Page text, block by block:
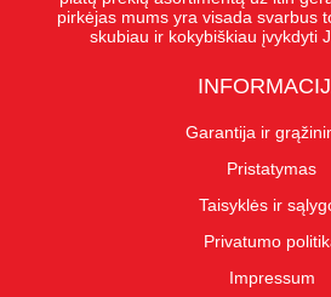
pirkėjas mums yra visada svarbus
skubiau ir kokybiškiau įvykdyti
Garantija ir
Pristatymas
Taisyklės ir
Privatumo
Impressum